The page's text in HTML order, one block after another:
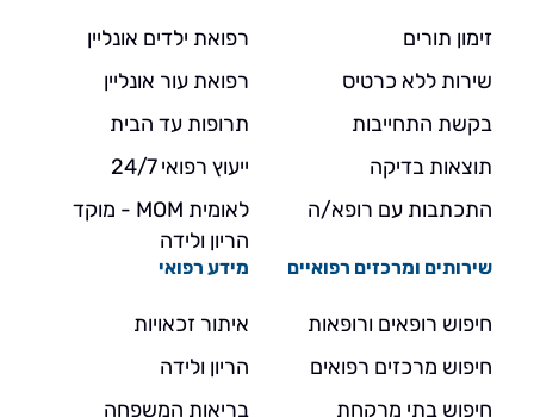
זימון תורים
שירות ללא כרטיס
בקשת התחייבות
תוצאות בדיקה
התכתבות עם רופא/ה
רפואת ילדים אונליין
רפואת עור אונליין
תרופות עד הבית
ייעוץ רפואי 24/7
לאומית MOM - מוקד
הריון ולידה
שירותים ומרכזים רפואיים
חיפוש רופאים ורופאות
חיפוש מרכזים רפואים
חיפוש בתי מרקחת
מידע רפואי
איתור זכאויות
הריון ולידה
בריאות המשפחה